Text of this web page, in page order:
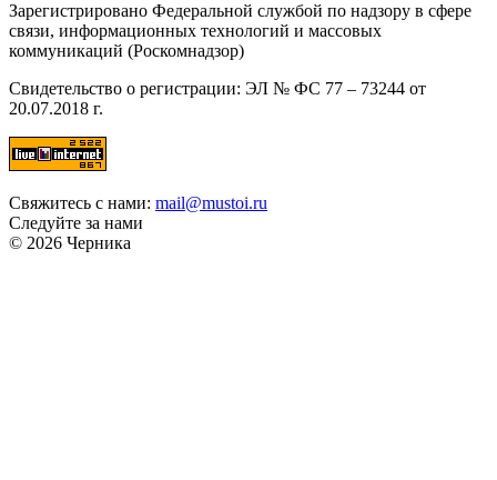
Зарегистрировано Федеральной службой по надзору в сфере
связи, информационных технологий и массовых
коммуникаций (Роскомнадзор)
Свидетельство о регистрации: ЭЛ № ФС 77 – 73244 от
20.07.2018 г.
Свяжитесь с нами: mail@mustoi.ru
Следуйте за нами
© 2026 Черника